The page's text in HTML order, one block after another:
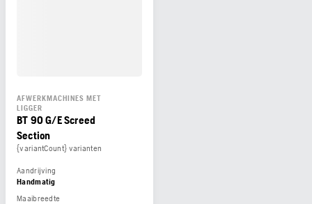
AFWERKMACHINES MET
LIGGER
BT 90 G/E Screed
Section
{variantCount} varianten
Aandrijving
Handmatig
Maaibreedte